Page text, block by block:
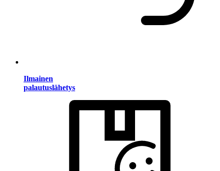
Ilmainen
palautuslähetys